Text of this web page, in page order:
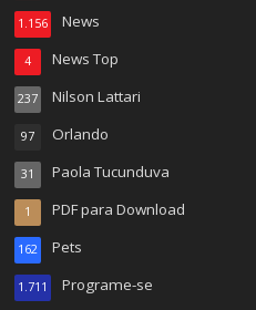
News
1.156
News Top
4
Nilson Lattari
237
Orlando
97
Paola Tucunduva
31
PDF para Download
1
Pets
162
Programe-se
1.711